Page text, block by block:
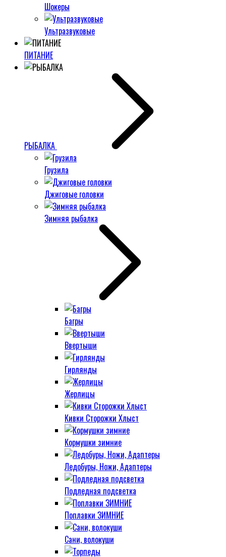
Шокеры
Ультразвуковые
ПИТАНИЕ
РЫБАЛКА
Грузила
Джиговые головки
Зимняя рыбалка
Багры
Ввертыши
Гирлянды
Жерлицы
Кивки Сторожки Хлыст
Кормушки зимние
Ледобуры, Ножи, Адаптеры
Подледная подсветка
Поплавки ЗИМНИЕ
Сани, волокуши